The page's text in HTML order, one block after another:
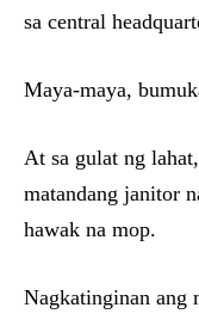
sa central
Maya-maya,
At sa gulat ng
matandang janitor
hawak na mop.
Nagkatinginan ang